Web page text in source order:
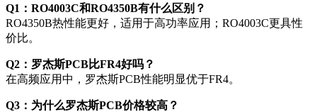
Q1：RO4003C和RO4350B有什么区别？
RO4350B热性能更好，适用于高功率应用；RO4003C更具性
价比。
Q2：罗杰斯PCB比FR4好吗？
在高频应用中，罗杰斯PCB性能明显优于FR4。
Q3：为什么罗杰斯PCB价格较高？